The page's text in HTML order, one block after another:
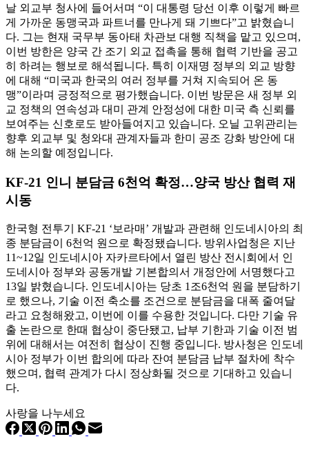
날 외교부 청사에 들어서며 “이 대통령 당선 이후 이렇게 빠르
게 가까운 동맹국과 파트너를 만나게 돼 기쁘다”고 밝혔습니
다. 그는 현재 국무부 동아태 차관보 대행 직책을 맡고 있으며,
이번 방한은 양국 간 조기 외교 접촉을 통해 협력 기반을 공고
히 하려는 행보로 해석됩니다. 특히 이재명 정부의 외교 방향
에 대해 “미국과 한국의 여러 정부를 거쳐 지속되어 온 동
맹”이라며 긍정적으로 평가했습니다. 이번 방문은 새 정부 외
교 정책의 연속성과 대미 관계 안정성에 대한 미국 측 신뢰를
보여주는 신호로도 받아들여지고 있습니다. 오닐 고위관리는
향후 외교부 및 청와대 관계자들과 한미 공조 강화 방안에 대
해 논의할 예정입니다.
KF-21 인니 분담금 6천억 확정…양국 방산 협력 재
시동
한국형 전투기 KF-21 ‘보라매’ 개발과 관련해 인도네시아의 최
종 분담금이 6천억 원으로 확정됐습니다. 방위사업청은 지난
11~12일 인도네시아 자카르타에서 열린 방산 전시회에서 인
도네시아 정부와 공동개발 기본합의서 개정안에 서명했다고
13일 밝혔습니다. 인도네시아는 당초 1조6천억 원을 분담하기
로 했으나, 기술 이전 축소를 조건으로 분담금을 대폭 줄여달
라고 요청해왔고, 이번에 이를 수용한 것입니다. 다만 기술 유
출 논란으로 한때 협상이 중단됐고, 납부 기한과 기술 이전 범
위에 대해서는 여전히 협상이 진행 중입니다. 방사청은 인도네
시아 정부가 이번 합의에 따라 잔여 분담금 납부 절차에 착수
했으며, 협력 관계가 다시 정상화될 것으로 기대하고 있습니
다.
사랑을 나누세요